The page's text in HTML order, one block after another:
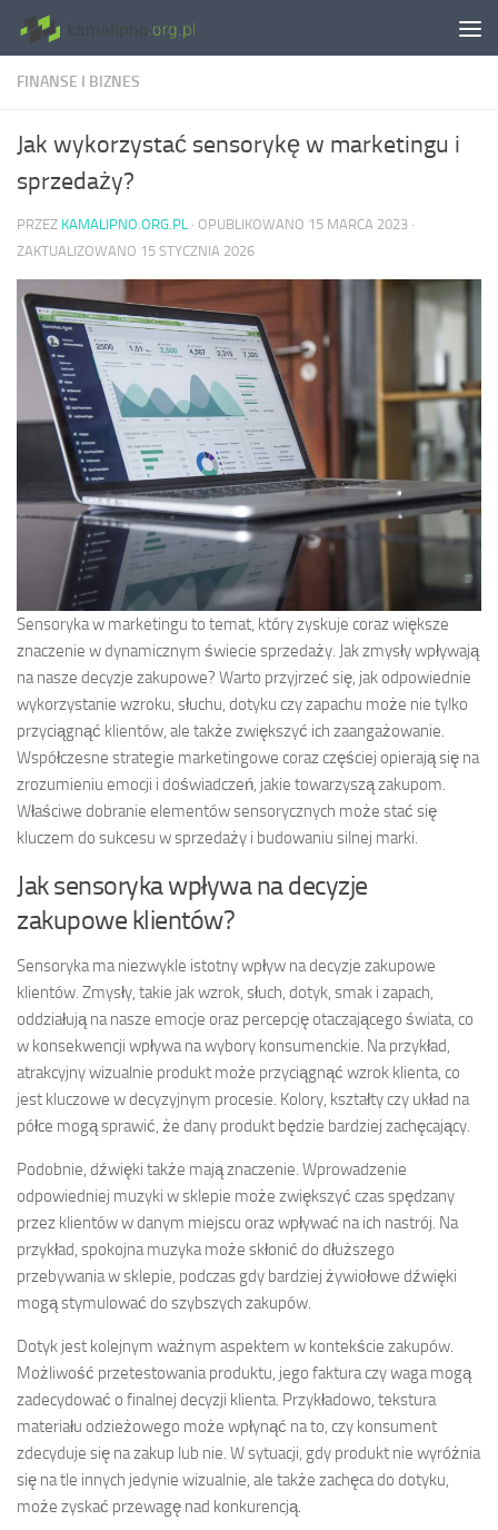
Skip to content
FINANSE I BIZNES
Jak wykorzystać sensorykę w marketingu i
sprzedaży?
PRZEZ KAMALIPNO.ORG.PL · OPUBLIKOWANO 15 MARCA 2023 ·
ZAKTUALIZOWANO 15 STYCZNIA 2026
Sensoryka w marketingu to temat, który zyskuje coraz większe
znaczenie w dynamicznym świecie sprzedaży. Jak zmysły wpływają
na nasze decyzje zakupowe? Warto przyjrzeć się, jak odpowiednie
wykorzystanie wzroku, słuchu, dotyku czy zapachu może nie tylko
przyciągnąć klientów, ale także zwiększyć ich zaangażowanie.
Współczesne strategie marketingowe coraz częściej opierają się na
zrozumieniu emocji i doświadczeń, jakie towarzyszą zakupom.
Właściwe dobranie elementów sensorycznych może stać się
kluczem do sukcesu w sprzedaży i budowaniu silnej marki.
Jak sensoryka wpływa na decyzje
zakupowe klientów?
Sensoryka ma niezwykle istotny wpływ na decyzje zakupowe
klientów. Zmysły, takie jak wzrok, słuch, dotyk, smak i zapach,
oddziałują na nasze emocje oraz percepcję otaczającego świata, co
w konsekwencji wpływa na wybory konsumenckie. Na przykład,
atrakcyjny wizualnie produkt może przyciągnąć wzrok klienta, co
jest kluczowe w decyzyjnym procesie. Kolory, kształty czy układ na
półce mogą sprawić, że dany produkt będzie bardziej zachęcający.
Podobnie, dźwięki także mają znaczenie. Wprowadzenie
odpowiedniej muzyki w sklepie może zwiększyć czas spędzany
przez klientów w danym miejscu oraz wpływać na ich nastrój. Na
przykład, spokojna muzyka może skłonić do dłuższego
przebywania w sklepie, podczas gdy bardziej żywiołowe dźwięki
mogą stymulować do szybszych zakupów.
Dotyk jest kolejnym ważnym aspektem w kontekście zakupów.
Możliwość przetestowania produktu, jego faktura czy waga mogą
zadecydować o finalnej decyzji klienta. Przykładowo, tekstura
materiału odzieżowego może wpłynąć na to, czy konsument
zdecyduje się na zakup lub nie. W sytuacji, gdy produkt nie wyróżnia
się na tle innych jedynie wizualnie, ale także zachęca do dotyku,
może zyskać przewagę nad konkurencją.